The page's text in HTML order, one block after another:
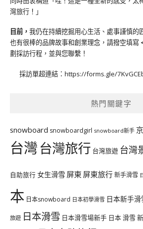
灣旅行！」
目前， 我仍在持續挖掘用心生活、處事謹慎的
也有很棒的品牌故事和創業理念，請撥空填寫
劃採訪行程，並與您聯繫！
採訪單超連結： https://forms.gle/
熱門關鍵字
snowboard snowboardgirl snowboard新手
台灣台灣旅行 台灣旅遊 台灣
自助旅行 女生滑雪 屏東 屏東旅行新手滑雪
本 日本snowboard 日本初學滑雪 日本新手滑
旅遊 日本滑雪 日本滑雪場新手 日本 滑雪